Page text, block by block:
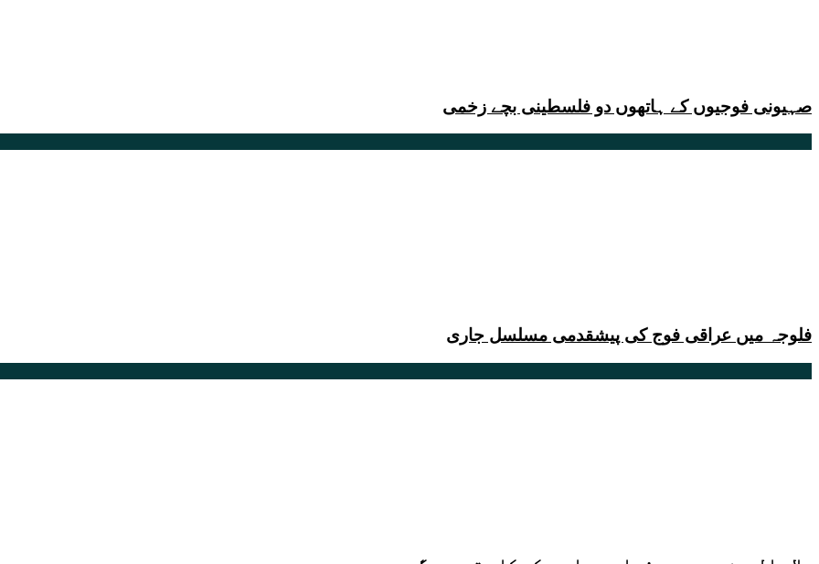
صہیونی فوجیوں کے ہاتھوں دو فلسطینی بچے زخمی
فلوجہ میں عراقی فوج کی پیشقدمی مسلسل جاری